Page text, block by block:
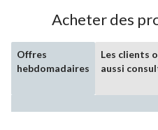
Acheter des
Offres
hebdomadaires
Les clients
aussi